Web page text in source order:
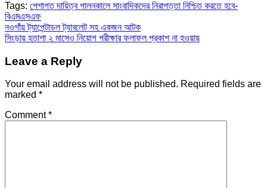
Tags: পেশাগত দায়িত্ব পালনকালে সাংবাদিকদের নিরাপত্তা নিশ্চিত করতে হবে-
বিএমএসএফ
Post
navigation
নওগাঁয় ট্যাপেন্টাডল ট্যাবলেট সহ একজন আটক
সিংড়ায় হতাশা ২ মাসেও নিয়োগ পরীক্ষার ফলাফল প্রকাশ না হওয়ায়
Leave a Reply
Your email address will not be published. Required fields are
marked *
Comment*